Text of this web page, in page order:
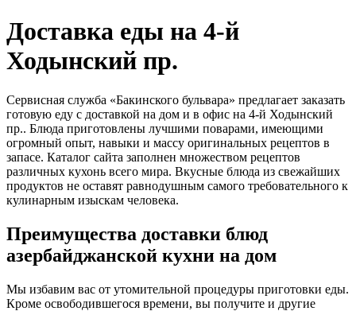
Доставка еды на 4-й
Ходынский пр.
Сервисная служба «Бакинского бульвара» предлагает заказать
готовую еду с доставкой на дом и в офис на 4-й Ходынский
пр.. Блюда приготовлены лучшими поварами, имеющими
огромный опыт, навыки и массу оригинальных рецептов в
запасе. Каталог сайта заполнен множеством рецептов
различных кухонь всего мира. Вкусные блюда из свежайших
продуктов не оставят равнодушным самого требовательного к
кулинарным изыскам человека.
Преимущества доставки блюд
азербайджанской кухни на дом
Мы избавим вас от утомительной процедуры приготовки еды.
Кроме освободившегося времени, вы получите и другие